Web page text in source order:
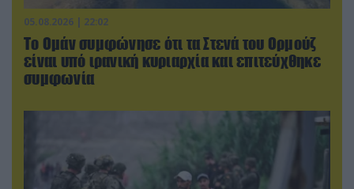
05.08.2026 | 22:02
Το Ομάν συμφώνησε ότι τα Στενά του Ορμούζ
είναι υπό ιρανική κυριαρχία και επιτεύχθηκε
συμφωνία